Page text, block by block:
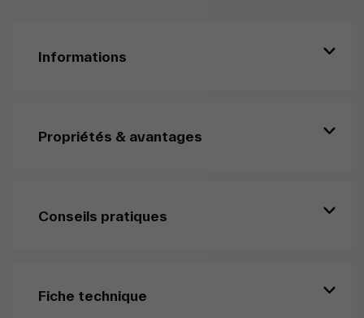
Informations
Propriétés & avantages
Conseils pratiques
Fiche technique